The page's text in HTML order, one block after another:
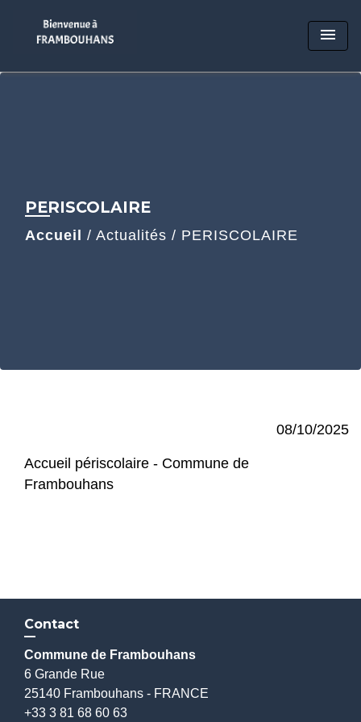
menu
PERISCOLAIRE
Accueil / Actualités / PERISCOLAIRE
08/10/2025
Accueil périscolaire - Commune de
Frambouhans
Contact
Commune de Frambouhans
6 Grande Rue
25140 Frambouhans - FRANCE
+33 3 81 68 60 63